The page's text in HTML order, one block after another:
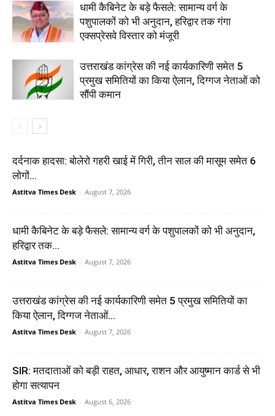
धामी कैबिनेट के बड़े फैसले: सामान्य वर्ग के
पशुपालकों को भी अनुदान, हरिद्वार तक गंगा
एक्सप्रेसवे विस्तार को मंजूरी
उत्तराखंड कांग्रेस की नई कार्यकारिणी समेत 5
प्रमुख समितियों का किया ऐलान, दिग्गज नेताओं को
सौंपी कमान
दर्दनाक हादसा: बोलेरो गहरी खाई में गिरी, तीन साल की मासूम समेत 6
लोगों...
Astitva Times Desk - August 7, 2026
धामी कैबिनेट के बड़े फैसले: सामान्य वर्ग के पशुपालकों को भी अनुदान,
हरिद्वार तक...
Astitva Times Desk - August 7, 2026
उत्तराखंड कांग्रेस की नई कार्यकारिणी समेत 5 प्रमुख समितियों का
किया ऐलान, दिग्गज नेताओं...
Astitva Times Desk - August 7, 2026
SIR: मतदाताओं को बड़ी राहत, आधार, राशन और आयुष्मान कार्ड से भी
होगा सत्यापन
Astitva Times Desk - August 6, 2026